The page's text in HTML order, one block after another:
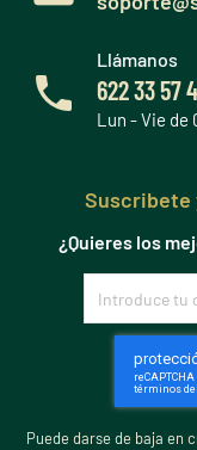
Llámanos
622 33 57
Lun - Vie de
Suscribete
¿Quieres los
Puede darse de baja en